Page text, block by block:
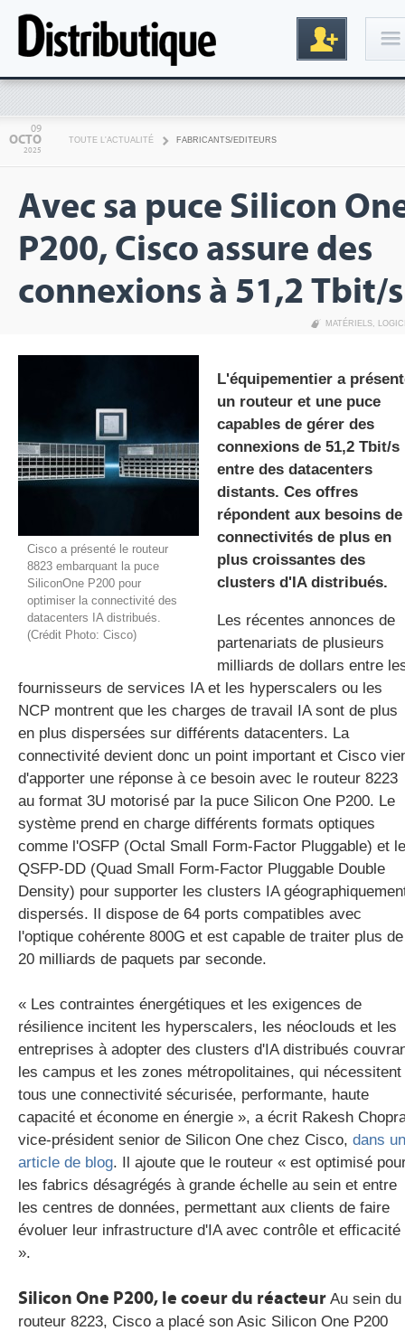
Inscription
gratuite
09
OCTO
2025
TOUTE L'ACTUALITÉ FABRICANTS/EDITEURS
Avec sa puce Silicon
P200, Cisco assure des
connexions à 51,2 Tbit/s
MATÉRIELS,
Cisco a présenté le routeur
8823 embarquant la puce
SiliconOne P200 pour
optimiser la connectivité des
datacenters IA distribués.
(Crédit Photo: Cisco)
L'équipementier a
un routeur et une puce
capables de gérer des
connexions de 51,2 Tbit/s
entre des datacenters
distants. Ces offres
répondent aux besoins de
connectivités de plus en
plus croissantes des
clusters d'IA distribués.
Les récentes annonces de
partenariats de plusieurs
milliards de dollars entre
fournisseurs de services IA et les hyperscalers ou les
NCP montrent que les charges de travail IA sont de plus
en plus dispersées sur différents datacenters. La
connectivité devient donc un point important et Cisco
d'apporter une réponse à ce besoin avec le routeur 8223
au format 3U motorisé par la puce Silicon One P200. Le
système prend en charge différents formats optiques
comme l'OSFP (Octal Small Form-Factor Pluggable) et le
QSFP-DD (Quad Small Form-Factor Pluggable Double
Density) pour supporter les clusters IA
dispersés. Il dispose de 64 ports compatibles avec
l'optique cohérente 800G et est capable de traiter plus de
20 milliards de paquets par seconde.
« Les contraintes énergétiques et les exigences de
résilience incitent les hyperscalers, les néoclouds et les
entreprises à adopter des clusters d'IA distribués
les campus et les zones métropolitaines, qui nécessitent
tous une connectivité sécurisée, performante, haute
capacité et économe en énergie », a écrit Rakesh
vice-président senior de Silicon One chez Cisco, dans un
article de blog. Il ajoute que le routeur « est optimisé
les fabrics désagrégés à grande échelle au sein et entre
les centres de données, permettant aux clients de faire
évoluer leur infrastructure d'IA avec contrôle et efficacité
».
Silicon One P200, le coeur du réacteur Au sein du
routeur 8223, Cisco a placé son Asic Silicon One P200